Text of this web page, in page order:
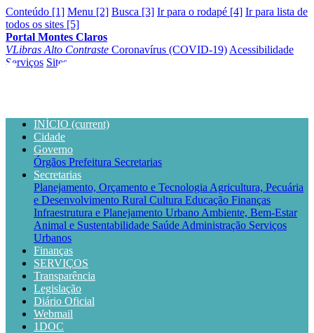
Conteúdo [1] Menu [2] Busca [3] Ir para o rodapé [4] Ir para lista de
todos os sites [5]
Portal Montes Claros
VLibras Alto Contraste Coronavírus (COVID-19) Acessibilidade
Serviços Sites
INÍCIO (current)
Cidade
Governo
Órgãos Prefeitura Secretarias
Secretarias
Planejamento, Orçamento e Tecnologia Agricultura, Pecuária
e Desenvolvimento Rural Cultura Educação Finanças
Infraestrutura e Planejamento Urbano Ambiente, Bem-Estar
Animal e Sustentabilidade Saúde Administração Serviços
Urbanos
Finanças
SERVIÇOS
Transparência
Legislação
Diário Oficial
Webmail
1DOC